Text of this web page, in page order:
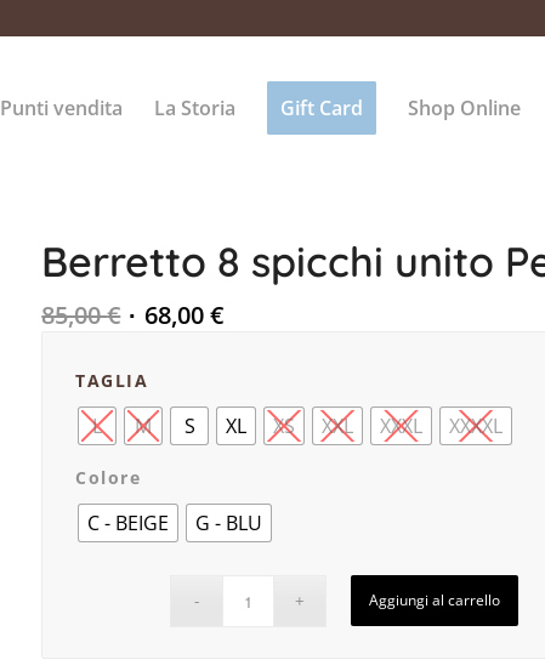
Punti vendita La Storia Gift Card Shop Online
Berretto 8 spicchi unito
85,00€ 68,00€
TAGLIA
L M S XL XS XXL XXXL XXXXL
Colore
C - BEIGE G - BLU
Aggiungi al carrello